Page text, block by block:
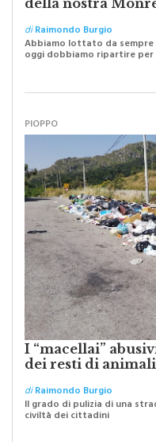
diRaimondo Burgio
Abbiamo lottato da sempre
oggi dobbiamo ripartire per
I “macellai”
dei resti di
diRaimondo Burgio
Il grado di pulizia di una
civiltà dei cittadini